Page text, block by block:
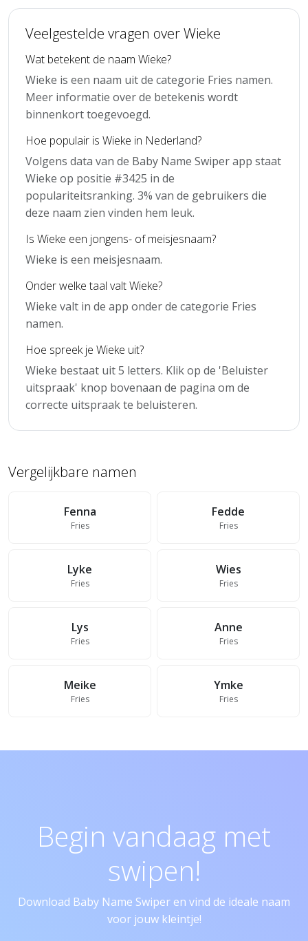
Veelgestelde vragen over Wieke
Wat betekent de naam Wieke?
Wieke is een naam uit de categorie Fries namen.
Meer informatie over de betekenis wordt
binnenkort toegevoegd.
Hoe populair is Wieke in Nederland?
Volgens data van de Baby Name Swiper app staat
Wieke op positie #3425 in de
populariteitsranking. 3% van de gebruikers die
deze naam zien vinden hem leuk.
Is Wieke een jongens- of meisjesnaam?
Wieke is een meisjesnaam.
Onder welke taal valt Wieke?
Wieke valt in de app onder de categorie Fries
namen.
Hoe spreek je Wieke uit?
Wieke bestaat uit 5 letters. Klik op de 'Beluister
uitspraak' knop bovenaan de pagina om de
correcte uitspraak te beluisteren.
Vergelijkbare namen
Fenna
Fries
Fedde
Fries
Lyke
Fries
Wies
Fries
Lys
Fries
Anne
Fries
Meike
Fries
Ymke
Fries
Begin vandaag met
swipen!
Download Baby Name Swiper en vind de ideale naam
voor jouw kleintje!